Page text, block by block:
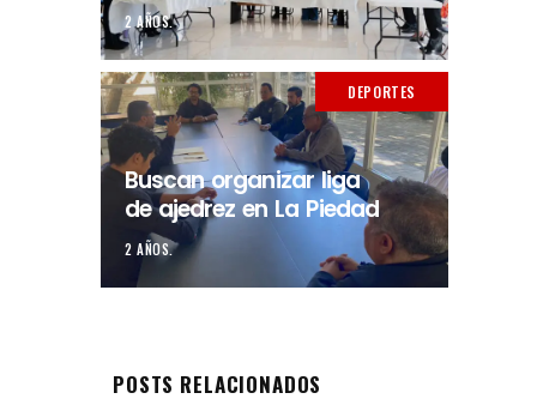
2 AÑOS.
DEPORTES
Buscan organizar liga
de ajedrez en La Piedad
2 AÑOS.
POSTS RELACIONADOS